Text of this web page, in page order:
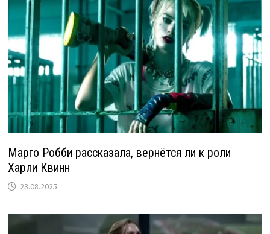
Марго Робби рассказала, вернётся ли к роли
Харли Квинн
23.08.2025